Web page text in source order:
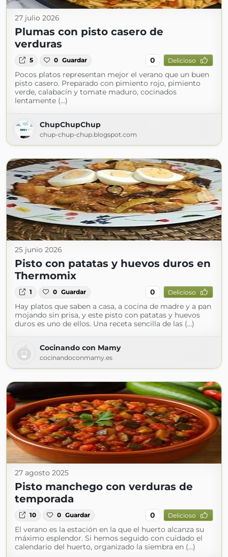
27 julio 2026
Plumas con pisto casero de
verduras
5 0 Guardar 0 Delicioso
Pocos platos representan mejor el verano que un buen
pisto casero. Preparado con pimiento rojo, pimiento
verde, calabacín y tomate maduro, cocinados
lentamente (...)
ChupChupChup
chup-chup-chup.blogspot.com
25 junio 2026
Pisto con patatas y huevos duros en
Thermomix
1 0 Guardar 0 Delicioso
Hay platos que saben a casa, a cocina de madre y a pan
mojando sin prisa, y este pisto con patatas y huevos
duros es uno de ellos. Una receta sencilla de las (...)
Cocinando con Mamy
cocinandoconmamy.es
27 agosto 2025
Pisto manchego con verduras de
temporada
10 0 Guardar 0 Delicioso
El verano es la estación en la que el huerto alcanza su
máximo esplendor. Si hemos seguido con cuidado el
calendario del huerto, organizado la siembra en (...)